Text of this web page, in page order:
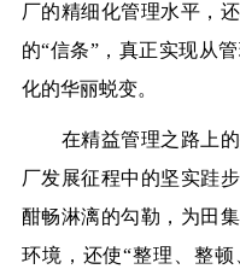
厂的精细化管理水平，
的“信条”，真正实现从
化的华丽蜕变。
在精益管理之路上的
厂发展征程中的坚实跬步
酣畅淋漓的勾勒，为田
环境，还使“整理、整